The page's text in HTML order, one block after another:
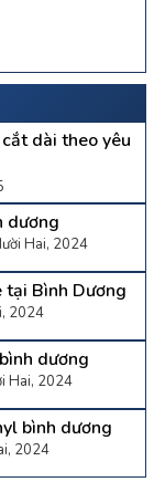
dài theo yêu
dương
Hai, 2024
tại Bình Dương
2024
dương
Hai, 2024
bình dương
2024